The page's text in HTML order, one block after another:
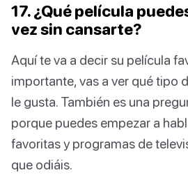
17. ¿Qué película
vez sin cansarte?
Aquí te va a decir su película
importante, vas a ver qué tipo
le gusta. También es una
porque puedes empezar a
favoritas y programas de
que odiáis.